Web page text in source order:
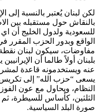
لكن لبنان يُعتبر بالنسبة إلى
بالنقاش حول مستقبله بين
للسعودية ولدول الخليج أن اي
الواقع وبدور الحزب المقرر
مفاوضات، سيكون لبنان نقطة
بلبنان أولاً طالما أن
عنه ويستخدمونه قاعدة
يسعى “حزب الله” إلى تكريس
النظام، ويحاول مع عون
الثلثين، كأساس للسيطرة، ثم
صورة البلد السياسية.